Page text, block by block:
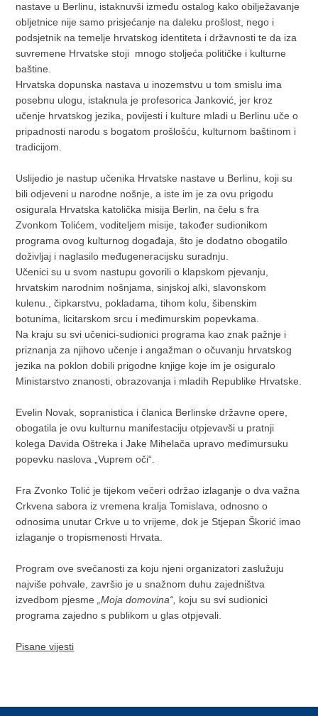
nastave u Berlinu, istaknuvši između ostalog kako obilježavanje
obljetnice nije samo prisjećanje na daleku prošlost, nego i
podsjetnik na temelje hrvatskog identiteta i državnosti te da iza
suvremene Hrvatske stoji mnogo stoljeća političke i kulturne
baštine.
Hrvatska dopunska nastava u inozemstvu u tom smislu ima
posebnu ulogu, istaknula je profesorica Janković, jer kroz
učenje hrvatskog jezika, povijesti i kulture mladi u Berlinu uče o
pripadnosti narodu s bogatom prošlošću, kulturnom baštinom i
tradicijom.
Uslijedio je nastup učenika Hrvatske nastave u Berlinu, koji su
bili odjeveni u narodne nošnje, a iste im je za ovu prigodu
osigurala Hrvatska katolička misija Berlin, na čelu s fra
Zvonkom Tolićem, voditeljem misije, također sudionikom
programa ovog kulturnog događaja, što je dodatno obogatilo
doživljaj i naglasilo međugeneracijsku suradnju.
Učenici su u svom nastupu govorili o klapskom pjevanju,
hrvatskim narodnim nošnjama, sinjskoj alki, slavonskom
kulenu., čipkarstvu, pokladama, tihom kolu, šibenskim
botunima, licitarskom srcu i međimurskim popevkama.
Na kraju su svi učenici-sudionici programa kao znak pažnje i
priznanja za njihovo učenje i angažman o očuvanju hrvatskog
jezika na poklon dobili prigodne knjige koje im je osiguralo
Ministarstvo znanosti, obrazovanja i mladih Republike Hrvatske.
Evelin Novak, sopranistica i članica Berlinske državne opere,
obogatila je ovu kulturnu manifestaciju otpjevavši u pratnji
kolega Davida Oštreka i Jake Mihelača upravo međimursuku
popevku naslova „Vuprem oči“.
Fra Zvonko Tolić je tijekom večeri održao izlaganje o dva važna
Crkvena sabora iz vremena kralja Tomislava, odnosno o
odnosima unutar Crkve u to vrijeme, dok je Stjepan Škorić imao
izlaganje o tropismenosti Hrvata.
Program ove svečanosti za koju njeni organizatori zaslužuju
najviše pohvale, završio je u snažnom duhu zajedništva
izvedbom pjesme
„Moja domovina“, koju su svi sudionici
programa zajedno s publikom u glas otpjevali.
Pisane vijesti